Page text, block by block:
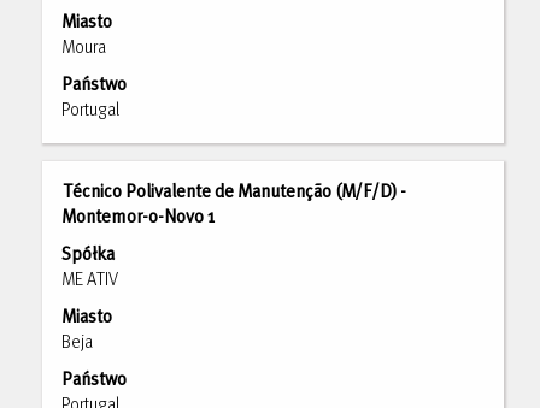
Miasto
Moura
Państwo
Portugal
wyświetlić
pełną
treść
danych
oferty
pracy.
Tytuł
Técnico Polivalente de Manutenção (M/F/D) -
Montemor-o-Novo 1
Spółka
ME ATIV
Miasto
Beja
Państwo
Zaznacz
za
pomocą
spacji,
wyświetlić
pełną
treść